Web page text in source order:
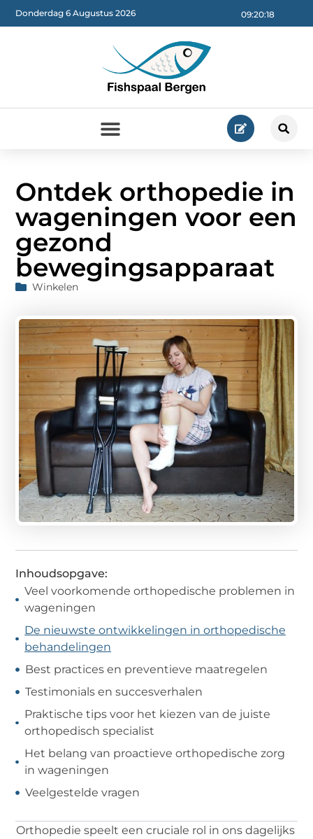
09:20:19
Donderdag 6 Augustus 2026
Ontdek orthopedie in
wageningen voor een
gezond
bewegingsapparaat
Winkelen
Inhoudsopgave:
Veel voorkomende orthopedische problemen in
wageningen
De nieuwste ontwikkelingen in orthopedische
behandelingen
Best practices en preventieve maatregelen
Testimonials en succesverhalen
Praktische tips voor het kiezen van de juiste
orthopedisch specialist
Het belang van proactieve orthopedische zorg
in wageningen
Veelgestelde vragen
Orthopedie speelt een cruciale rol in ons dagelijks